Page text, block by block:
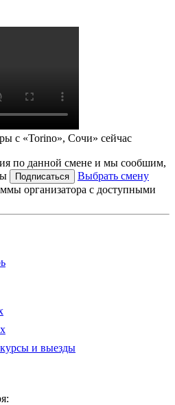
с «Torino», Сочи» сейчас
по данной смене и мы сообшим,
Подписаться
Выбрать смену
организатора с доступными
и выезды